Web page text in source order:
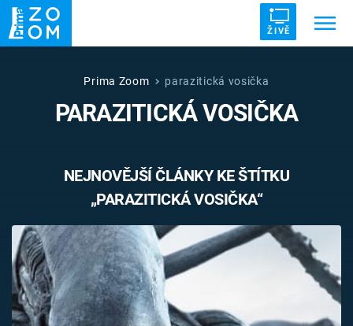
ŽIVĚ
ZRÁDCI UFO DRUHÁ SVĚTOVÁ VÁLKA
ZÁHADY VETŘELCI DÁVNOVĚKU
Témata
Pořady
Prima Zoom parazitická vosička
PARAZITICKÁ VOSIČKA
NEJNOVĚJŠÍ ČLÁNKY KE ŠTÍTKU
„PARAZITICKÁ VOSIČKA“